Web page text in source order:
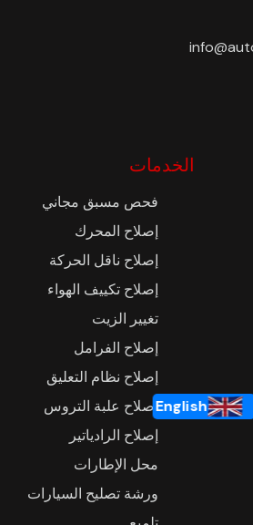
English
الخدمات
فحص مسبق مجاني
إصلاح المحرك
إصلاح ناقل الحركة
إصلاح تكييف الهواء
تغيير الزيت
إصلاح الفرامل
إصلاح نظام التعليق
إصلاح علبة التروس
إصلاح الرادياتير
محل الإطارات
ورشة تصليح السيارات